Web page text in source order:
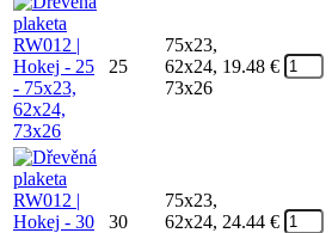
25
75x23,
62x24,
73x26
19.48 €
30
75x23,
62x24, 24.44 €